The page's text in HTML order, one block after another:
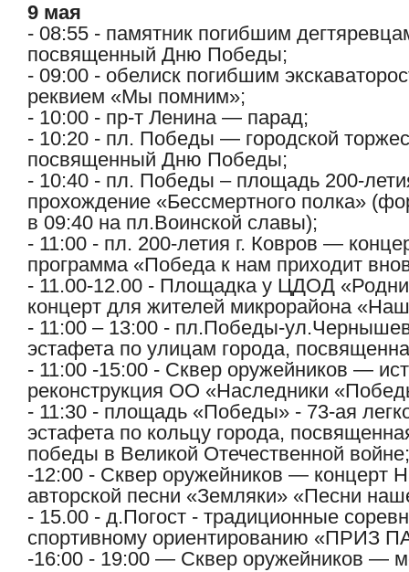
9 мая
- 08:55 - памятник погибшим
посвященный Дню Победы;
- 09:00 - обелиск погибшим
реквием «Мы помним»;
- 10:00 - пр-т Ленина — парад;
- 10:20 - пл. Победы — городской
посвященный Дню Победы;
- 10:40 - пл. Победы – площадь 200-
прохождение «Бессмертного полка»
в 09:40 на пл.Воинской славы);
- 11:00 - пл. 200-летия г. Ковров —
программа «Победа к нам приходит
- 11.00-12.00 - Площадка у ЦДОД
концерт для жителей микрорайона
- 11:00 – 13:00 - пл.Победы-
эстафета по улицам города,
- 11:00 -15:00 - Сквер оружейников —
реконструкция ОО «Наследники
- 11:30 - площадь «Победы» - 73-ая
эстафета по кольцу города,
победы в Великой Отечественной войне;
-12:00 - Сквер оружейников — концерт
авторской песни «Земляки» «Песни
- 15.00 - д.Погост - традиционные
спортивному ориентированию
-16:00 - 19:00 — Сквер оружейников —